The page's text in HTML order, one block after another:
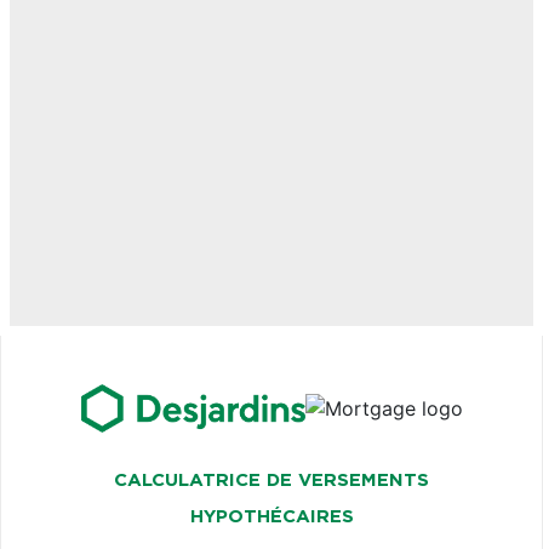
CALCULATRICE DE VERSEMENTS
HYPOTHÉCAIRES